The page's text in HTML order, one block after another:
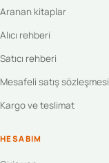
Aranan kitaplar
Alıcı rehberi
Satıcı rehberi
Mesafeli satış sözleşmesi
Kargo ve teslimat
HESABIM